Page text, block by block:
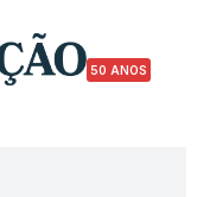
50 ANOS